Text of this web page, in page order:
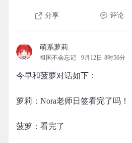
分享 评论
萌系萝莉
祖国不会忘记 9月12日 8时56分
今早和菠萝对话如下：
萝莉：Nora老师日签看完了吗！
菠萝：看完了